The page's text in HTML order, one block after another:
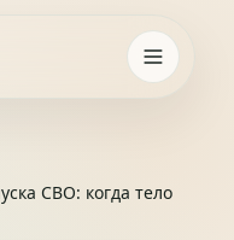
СВО: когда тело